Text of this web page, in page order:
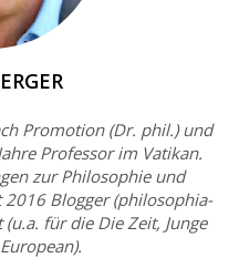
Promotion (Dr. phil.) und
Professor im Vatikan.
zur Philosophie und
2016 Blogger (philosophia-
für die Die Zeit, Junge